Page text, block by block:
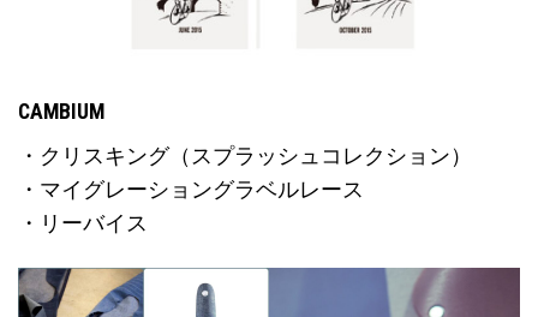
CAMBIUM
・クリスキング（スプラッシュコレクション）
・マイグレーショングラベルレース
・リーバイス